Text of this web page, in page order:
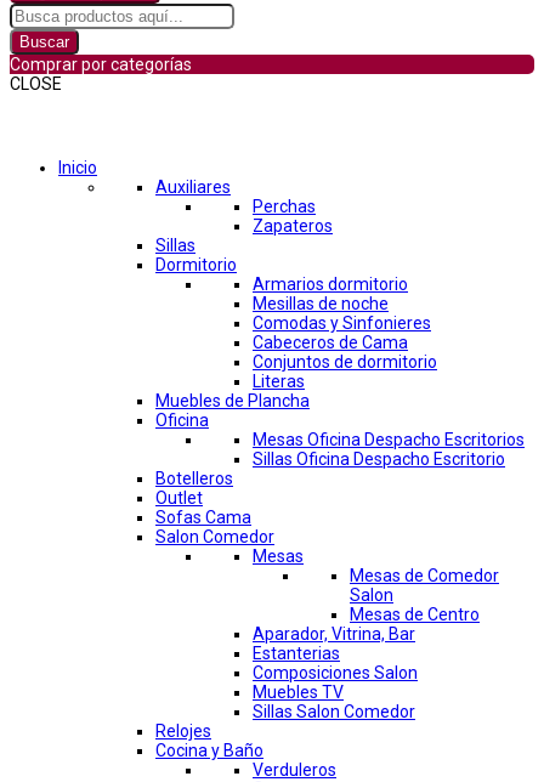
Buscar
Comprar por categorías
CLOSE
Inicio
Auxiliares
Perchas
Zapateros
Sillas
Dormitorio
Armarios dormitorio
Mesillas de noche
Comodas y Sinfonieres
Cabeceros de Cama
Conjuntos de dormitorio
Literas
Muebles de Plancha
Oficina
Mesas Oficina Despacho Escritorios
Sillas Oficina Despacho Escritorio
Botelleros
Outlet
Sofas Cama
Salon Comedor
Mesas
Mesas de Comedor
Salon
Mesas de Centro
Aparador, Vitrina, Bar
Estanterias
Composiciones Salon
Muebles TV
Sillas Salon Comedor
Relojes
Cocina y Baño
Verduleros